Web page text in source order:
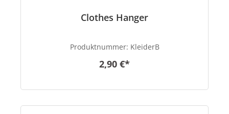
Clothes Hanger
Produktnummer: KleiderB
2,90 €*